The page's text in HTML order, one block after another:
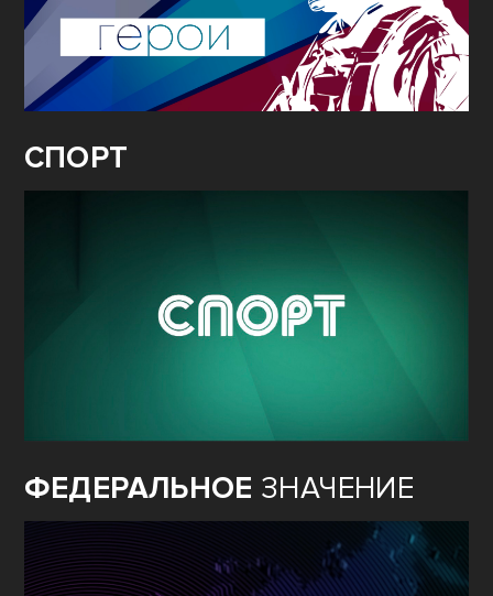
СПОРТ
ФЕДЕРАЛЬНОЕ ЗНАЧЕНИЕ